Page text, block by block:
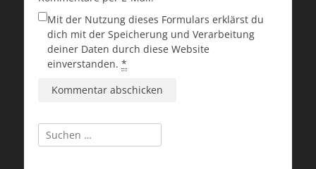
Mit der Nutzung dieses Formulars erklärst du
dich mit der Speicherung und Verarbeitung
deiner Daten durch diese Website
einverstanden. *
Suchen
nach: